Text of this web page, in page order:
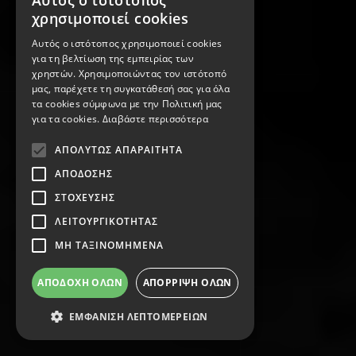
χρησιμοποιεί cookies
Αυτός ο ιστότοπος χρησιμοποιεί cookies
για τη βελτίωση της εμπειρίας των
χρηστών. Χρησιμοποιώντας τον ιστότοπό
μας, παρέχετε τη συγκατάθεσή σας για όλα
τα cookies σύμφωνα με την Πολιτική μας
για τα cookies. Διαβάστε περισσότερα
ΑΠΟΛΎΤΩΣ ΑΠΑΡΑΊΤΗΤΑ
ΑΠΌΔΟΣΗΣ
ΣΤΌΧΕΥΣΗΣ
ΛΕΙΤΟΥΡΓΙΚΌΤΗΤΑΣ
ΜΗ ΤΑΞΙΝΟΜΗΜΈΝΑ
ΑΠΟΔΟΧΉ ΌΛΩΝ ΑΠΌΡΡΙΨΗ ΌΛΩΝ
ΕΜΦΆΝΙΣΗ ΛΕΠΤΟΜΕΡΕΙΏΝ